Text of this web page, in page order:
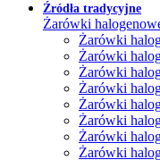
Źródła tradycyjne
Żarówki
Żarówki
Żarówki
Żarówki
Żarówki
Żarówki
Żarówki
Żarówki
Żarówki